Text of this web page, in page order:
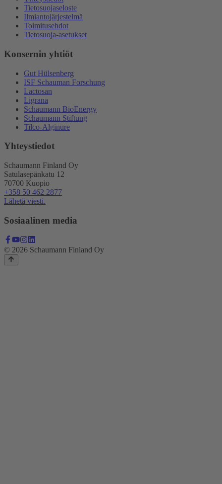
Tietosuojaseloste
Ilmiantojärjestelmä
Toimitusehdot
Tietosuoja-asetukset
Konsernin yhtiöt
Gut Hülsenberg
ISF Schauman Forschung
Lactosan
Ligrana
Schaumann BioEnergy
Schaumann Stiftung
Tilco-Alginure
Yhteystiedot
Schaumann Finland Oy
Satulasepänkatu 12
70700 Kuopio
+358 50 462 2877
Lähetä viesti.
Sosiaalinen media
© 2026 Schaumann Finland Oy